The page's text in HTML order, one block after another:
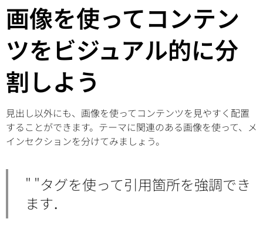
画像を使ってコンテン
ツをビジュアル的に分
割しよう
見出し以外にも、画像を使ってコンテンツを見やすく配置
することができます。テーマに関連のある画像を使って、メ
インセクションを分けてみましょう。
" "タグを使って引用箇所を強調でき
ます．